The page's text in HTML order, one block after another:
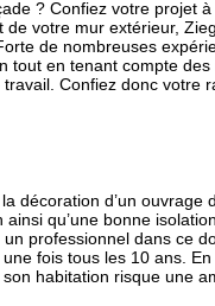
? Confiez votre projet
de votre mur extérieur,
de nombreuses
en tenant compte
Confiez donc votre
décoration d’un ouvrage
qu’une bonne
professionnel dans ce
fois tous les 10 ans.
habitation risque une